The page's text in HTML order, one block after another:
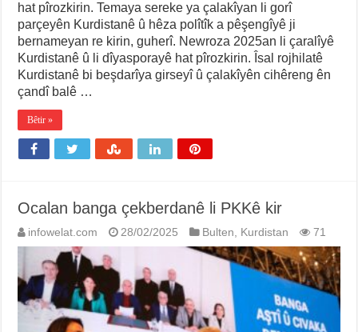
hat pîrozkirin. Temaya sereke ya çalakîyan li gorî
parçeyên Kurdistanê û hêza polîtîk a pêşengîyê ji
bernameyan re kirin, guherî. Newroza 2025an li çaralîyê
Kurdistanê û li dîyasporayê hat pîrozkirin. Îsal rojhilatê
Kurdistanê bi beşdarîya girseyî û çalakîyên cihêreng ên
çandî balê …
Bêtir »
Ocalan banga çekberdanê li PKKê kir
infowelat.com 28/02/2025 Bulten, Kurdistan 71